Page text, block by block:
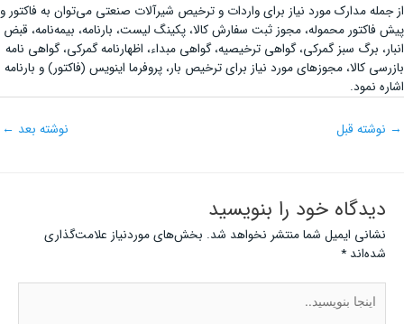
از جمله مدارک مورد نیاز برای واردات و ترخیص شیرآلات صنعتی می‌توان به فاکتور و
پیش فاکتور محموله، مجوز ثبت سفارش کالا، پکینگ لیست، بارنامه، بیمه‌نامه، قبض
انبار، برگ سبز گمرکی، گواهی ترخیصیه، گواهی مبداء، اظهارنامه گمرکی، گواهی نامه
بازرسی کالا، مجوزهای مورد نیاز برای ترخیص بار، پروفرما اینویس (فاکتور) و بارنامه
اشاره نمود.
→ نوشته قبل نوشته بعد ←
دیدگاه‌ خود را بنویسید
نشانی ایمیل شما منتشر نخواهد شد. بخش‌های موردنیاز علامت‌گذاری
شده‌اند*
بنویسید..